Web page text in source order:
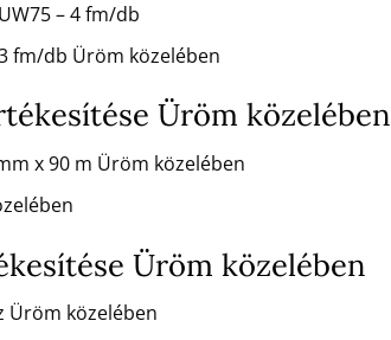
– 4 fm/db
fm/db Üröm közelében
Üröm közelében
x 90 m Üröm közelében
Üröm közelében
Üröm közelében